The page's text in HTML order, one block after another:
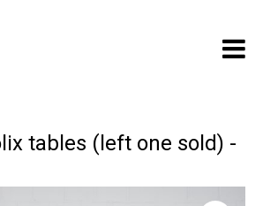
tables (left one sold)